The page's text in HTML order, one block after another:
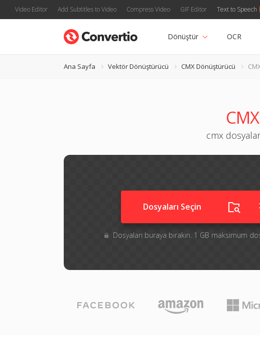
Video Editor Add Subtitles to Video Compress Video GIF Editor Text to Speech
Dönüştür OCR
Ana Sayfa Vektör Dönüştürücü CMX Dönüştürücü
cmx
Dosyaları Seçin
Dosyaları buraya bırakın. 1 GB maksimum